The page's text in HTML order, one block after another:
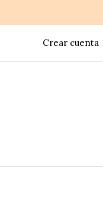
Crear cuenta